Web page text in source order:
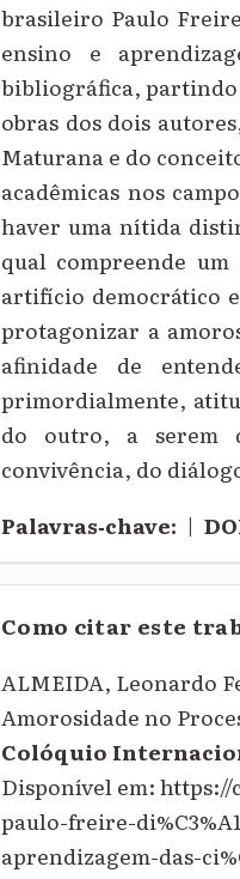
brasileiro Paulo
ensino e
bibliográfica, partindo
obras dos dois
Maturana e do
acadêmicas nos
haver uma nítida
qual compreende um
artifício democrático
protagonizar a
afinidade de
primordialmente,
do outro, a serem
convivência, do
Palavras‑chave: |
Como citar este
ALMEIDA, Leonardo
Amorosidade no
Colóquio
Disponível em:
paulo-freire-
aprendizagem-das-